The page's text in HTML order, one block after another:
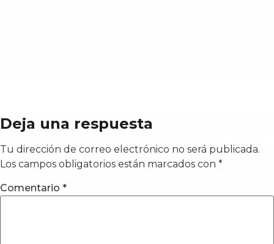
Deja una respuesta
Tu dirección de correo electrónico no será publicada.
Los campos obligatorios están marcados con *
Comentario *